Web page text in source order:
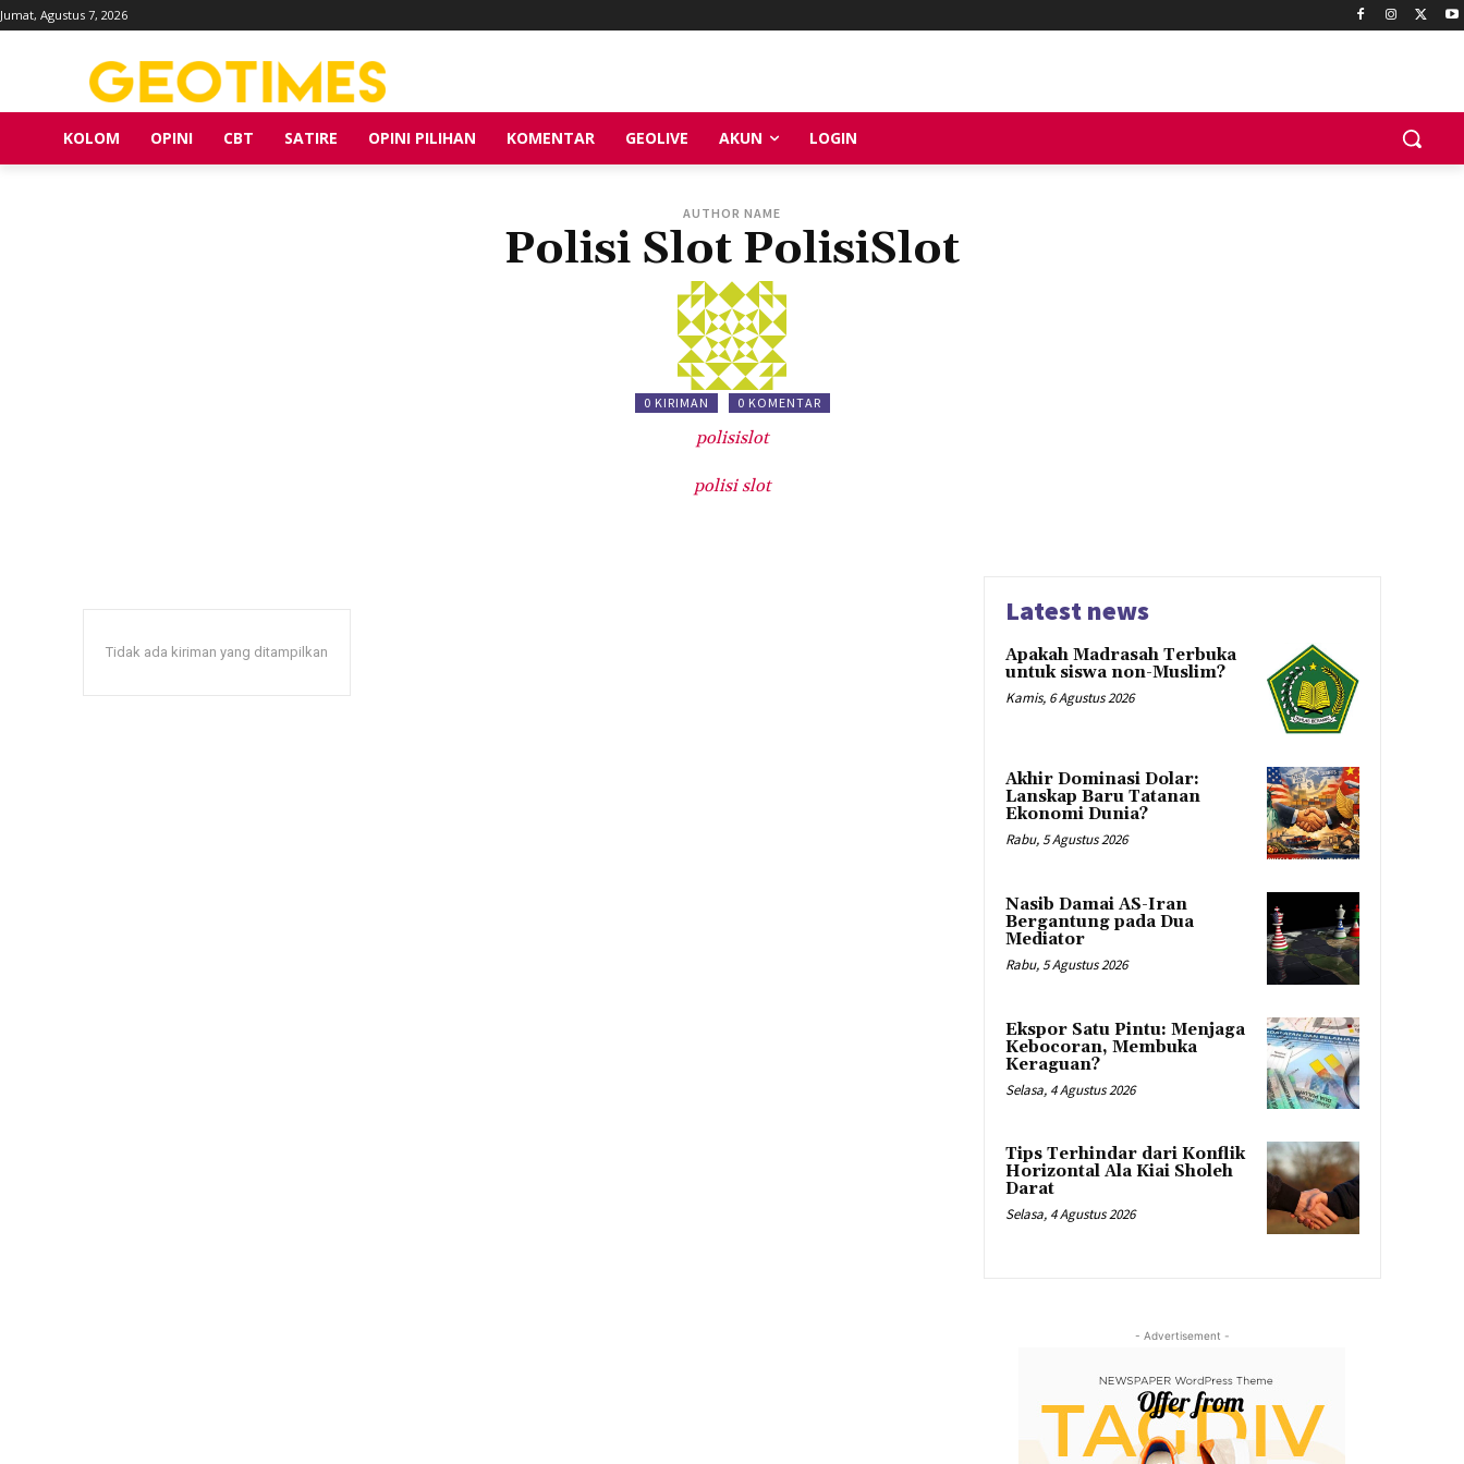
Jumat, Agustus 7, 2026
KOLOM OPINI CBT SATIRE OPINI PILIHAN KOMENTAR GEOLIVE AKUN LOGIN
AUTHOR NAME
Polisi Slot PolisiSlot
0 KIRIMAN 0 KOMENTAR
polisislot
polisi slot
Tidak ada kiriman yang ditampilkan
Latest news
Apakah Madrasah Terbuka
untuk siswa non-Muslim?
Kamis, 6 Agustus 2026
Akhir Dominasi Dolar:
Lanskap Baru Tatanan
Ekonomi Dunia?
Rabu, 5 Agustus 2026
Nasib Damai AS-Iran
Bergantung pada Dua
Mediator
Rabu, 5 Agustus 2026
Ekspor Satu Pintu: Menjaga
Kebocoran, Membuka
Keraguan?
Selasa, 4 Agustus 2026
Tips Terhindar dari Konflik
Horizontal Ala Kiai Sholeh
Darat
Selasa, 4 Agustus 2026
- Advertisement -